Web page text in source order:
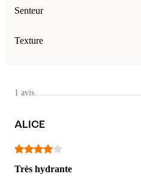
Senteur
Texture
1 avis
ALICE
Très hydrante